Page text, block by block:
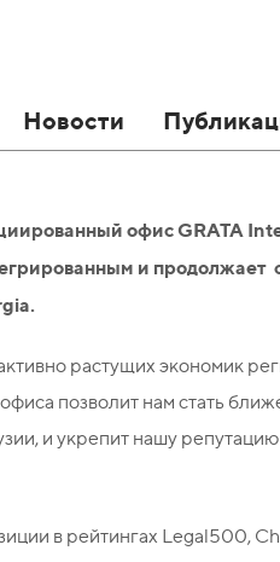
Новости
офис GRATA
и
растущих экономик
позволит нам стать
и укрепит нашу
в рейтингах Legal500,